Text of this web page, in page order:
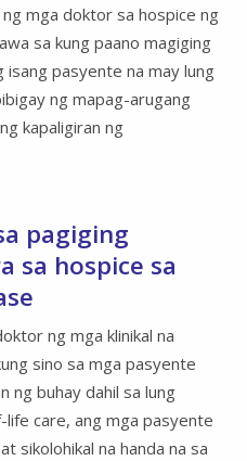
mga doktor sa hospice ng
sa kung paano magiging
pasyente na may lung
ng mapag-arugang
kapaligiran ng
pagiging
sa hospice sa
ng mga klinikal na
sino sa mga pasyente
ng buhay dahil sa lung
care, ang mga pasyente
sikolohikal na handa na sa